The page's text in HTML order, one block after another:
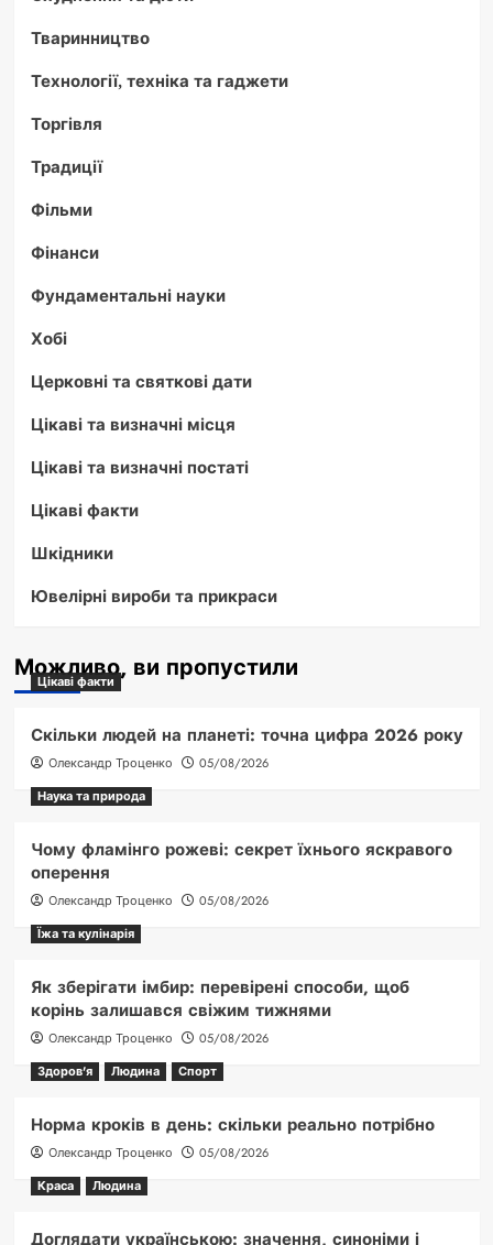
Тваринництво
Технології, техніка та гаджети
Торгівля
Традиції
Фільми
Фінанси
Фундаментальні науки
Хобі
Церковні та святкові дати
Цікаві та визначні місця
Цікаві та визначні постаті
Цікаві факти
Шкідники
Ювелірні вироби та прикраси
Можливо, ви пропустили
Цікаві факти
Скільки людей на планеті: точна цифра 2026 року
Олександр Троценко
05/08/2026
Наука та природа
Чому фламінго рожеві: секрет їхнього яскравого
оперення
Олександр Троценко
05/08/2026
Їжа та кулінарія
Як зберігати імбир: перевірені способи, щоб
корінь залишався свіжим тижнями
Олександр Троценко
05/08/2026
Здоров'я
Людина Спорт
Норма кроків в день: скільки реально потрібно
Олександр Троценко
05/08/2026
Краса
Людина
Доглядати українською: значення, синоніми і